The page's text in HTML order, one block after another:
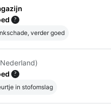
?
verder goed
?
in stofomslag